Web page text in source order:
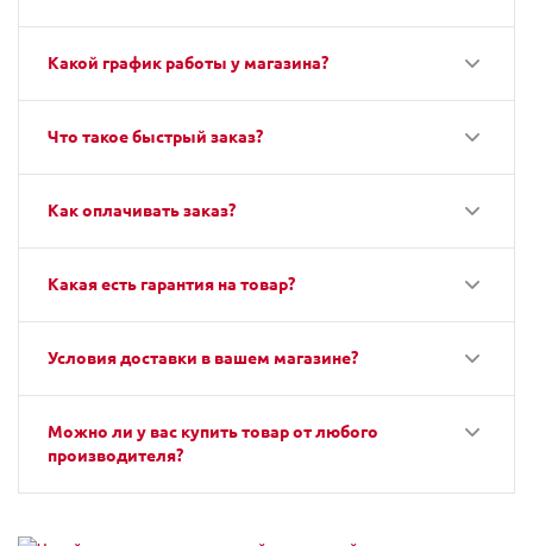
Какой график работы у магазина?
Что такое быстрый заказ?
Как оплачивать заказ?
Какая есть гарантия на товар?
Условия доставки в вашем магазине?
Можно ли у вас купить товар от любого
производителя?